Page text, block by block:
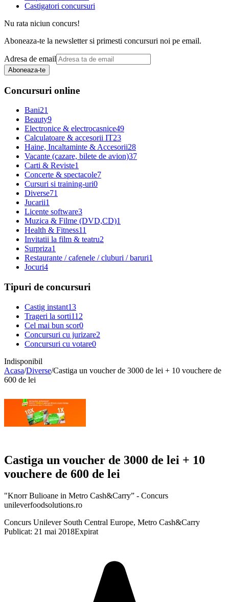
Castigatori concursuri
Nu rata niciun concurs!
Aboneaza-te la newsletter si primesti concursuri noi pe email.
Adresa de email
Aboneaza-te
Concursuri online
Bani21
Beauty9
Electronice & electrocasnice49
Calculatoare & accesorii IT23
Haine, Incaltaminte & Accesorii28
Vacante (cazare, bilete de avion)37
Carti & Reviste1
Concerte & spectacole7
Cursuri si training-uri0
Diverse71
Jucarii1
Licente software3
Muzica & Filme (DVD,CD)1
Health & Fitness11
Invitatii la film & teatru2
Surpriza1
Restaurante / cafenele / cluburi / baruri1
Jocuri4
Tipuri de concursuri
Castig instant13
Trageri la sorti112
Cel mai bun scor0
Concursuri cu jurizare2
Concursuri cu votare0
Indisponibil
Acasa/Diverse/Castiga un voucher de 3000 de lei + 10 vouchere de
600 de lei
Castiga un voucher de 3000 de lei + 10
vouchere de 600 de lei
"Knorr Bulioane in Metro Cash&Carry” - Concurs
unileverfoodsolutions.ro
Concurs Unilever South Central Europe, Metro Cash&Carry
Publicat: 21 mai 2018Expirat